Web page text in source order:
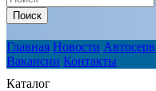
Поиск
Главная Новости
Вакансии Контакты
Каталог